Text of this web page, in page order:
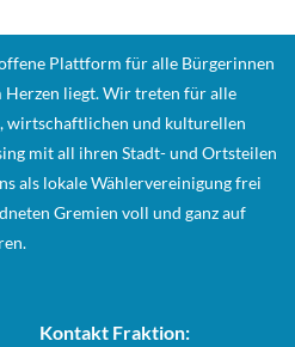
Plattform für alle Bürgerinnen
Herzen liegt. Wir treten für alle
wirtschaftlichen und kulturellen
mit all ihren Stadt- und Ortsteilen
als lokale Wählervereinigung frei
Gremien voll und ganz auf
Kontakt Fraktion: